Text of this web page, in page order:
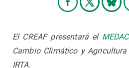
El CREAF presentará el
Cambio Climático y
IRTA.